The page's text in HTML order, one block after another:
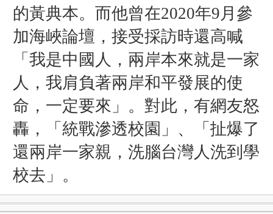
的黃典本。而他曾在2020年9月參
加海峽論壇，接受採訪時還高喊
「我是中國人，兩岸本來就是一家
人，我肩負著兩岸和平發展的使
命，一定要來」。對此，有網友怒
轟，「統戰滲透校園」、「扯爆了
還兩岸一家親，洗腦台灣人洗到學
校去」。